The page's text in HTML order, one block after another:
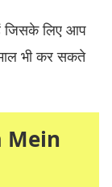
जिसके लिए आप
भी कर सकते
Mein